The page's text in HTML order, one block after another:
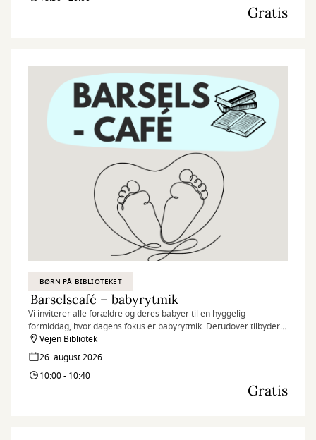
Undervejs foldes historierne ud – om bøgerne, forfatteren og de
omgivelser, hvor litteraturen tog form. En sanselig og
nærværende oplevelse, hvor ord, steder og fortællinger smelter
Vi starter ved Holsted Bibliotek
Gratis
BØRN PÅ BIBLIOTEKET
Barselscafé – babyrytmik
Vi inviterer alle forældre og deres babyer til en hyggelig
formiddag, hvor dagens fokus er babyrytmik. Derudover tilbyder
vi hyggelige samtaler og tid til en kop kaffe.
Babyrytmik starter kl. 10.00, men dørene åbner kl. 9.30 hvor der
er mulighed for kaffe og samvær.
Vejen Bibliotek
26. august 2026
10:00 - 10:40
Gratis